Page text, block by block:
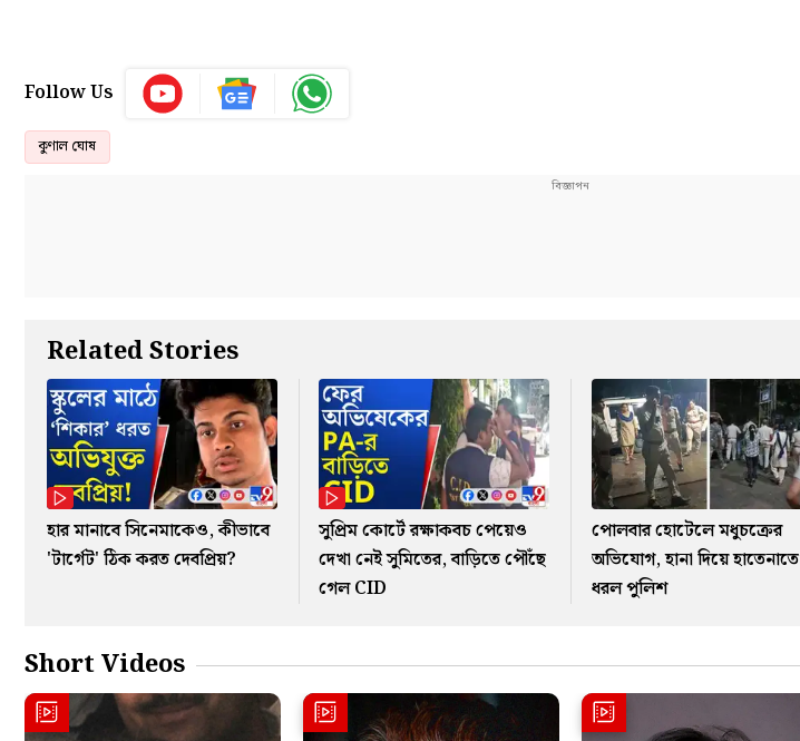
Follow Us
কুণাল ঘোষ
Related Stories
হার মানাবে সিনেমাকেও, কীভাবে
'টার্গেট' ঠিক করত দেবপ্রিয়?
সুপ্রিম কোর্টে রক্ষাকবচ পেয়েও
দেখা নেই সুমিতের, বাড়িতে পৌঁছে
গেল CID
পোলবার হোটেলে মধুচক্রের
অভিযোগ, হানা দিয়ে হাতেনাতে
ধরল পুলিশ
Short Videos